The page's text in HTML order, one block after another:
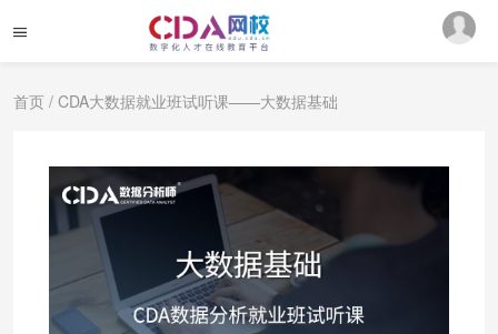
首页 / CDA大数据就业班试听课——大数据基础